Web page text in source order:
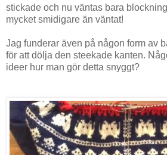
stickade och nu väntas bara
mycket smidigare än väntat!
Jag funderar även på någon form av
för att dölja den steekade kanten.
ideer hur man gör detta snyggt?